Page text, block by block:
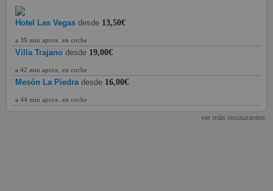
Hotel Las Vegas desde 13,50€
a 39 min aprox. en coche
Villa Trajano desde 19,00€
a 42 min aprox. en coche
Mesón La Piedra desde 16,00€
a 44 min aprox. en coche
ver más restaurantes